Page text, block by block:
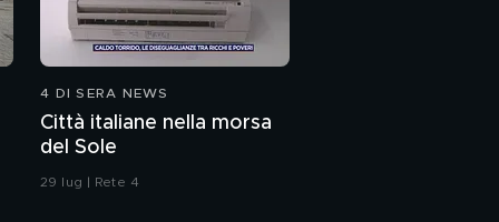
4 DI SERA NEWS
Città italiane nella morsa
del Sole
29 lug | Rete 4